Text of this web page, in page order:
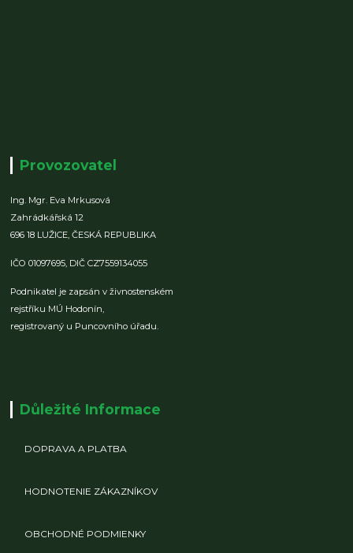
Provozovatel
Ing. Mgr. Eva Mrkusová
Zahrádkářská 12
696 18 LUŽICE,ČESKÁ REPUBLIKA
IČO 01097695, DIČ CZ7559134055
Podnikatel je zapsán v živnostenském
rejstříku MÚ Hodonín,
registrovaný u Puncovního úřadu.
Důležité Informace
DOPRAVA A PLATBA
HODNOTENIE ZÁKAZNÍKOV
OBCHODNÉ PODMIENKY